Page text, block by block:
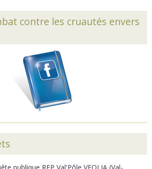
contre les cruautés envers
publique REP Val'Pôle VEOLIA (Val-